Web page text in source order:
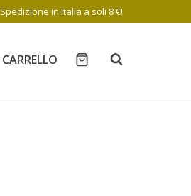
Spedizione in Italia a soli 8 €!
CARRELLO